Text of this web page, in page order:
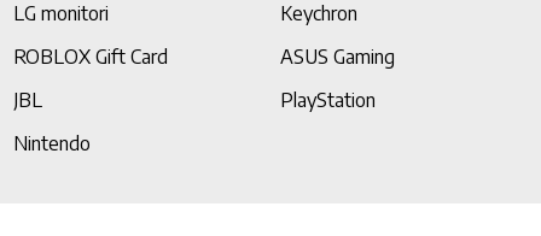
LG monitori
Keychron
ROBLOX Gift Card
ASUS Gaming
JBL
PlayStation
Nintendo